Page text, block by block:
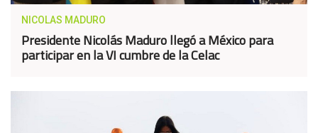
NICOLAS MADURO
Presidente Nicolás Maduro llegó a México para
participar en la VI cumbre de la Celac